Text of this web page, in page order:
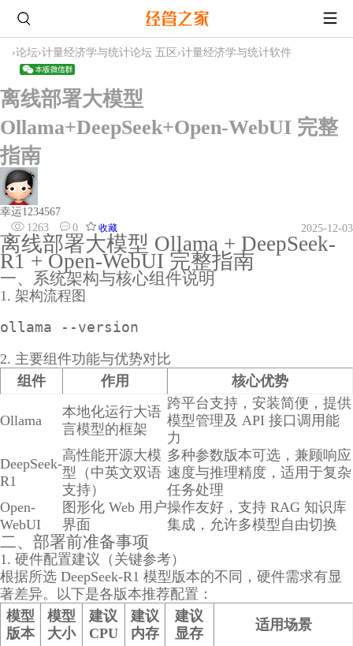
›论坛›计量经济学与统计论坛 五区 ›计量经济学与统计软件
离线部署大模型
Ollama+DeepSeek+Open-WebUI 完整
指南
幸运1234567
1263
0 收藏 2025-12-03
离线部署大模型 Ollama + DeepSeek-
R1 + Open-WebUI 完整指南
一、系统架构与核心组件说明
1. 架构流程图
ollama --version
2. 主要组件功能与优势对比
组件
作用 核心优势
Ollama
本地化运行大语
言模型的框架
跨平台支持，安装简便，提供
模型管理及 API 接口调用能
力
DeepSeek-
R1
高性能开源大模
型（中英文双语
支持）
多种参数版本可选，兼顾响应
速度与推理精度，适用于复杂
任务处理
Open-
WebUI
图形化 Web 用户
界面
操作友好，支持 RAG 知识库
集成，允许多模型自由切换
二、部署前准备事项
1. 硬件配置建议（关键参考）
根据所选 DeepSeek-R1 模型版本的不同，硬件需求有显
著差异。以下是各版本推荐配置：
模型
版本
模型
大小
建议
CPU
建议
内存
建议
显存
适用场景